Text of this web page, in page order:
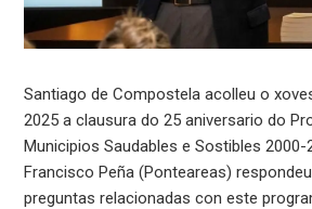
Santiago de Compostela acolleu o
2025 a clausura do 25 aniversario do
Municipios Saudables e Sostibles 2000-
Francisco Peña (Ponteareas)
preguntas relacionadas con este